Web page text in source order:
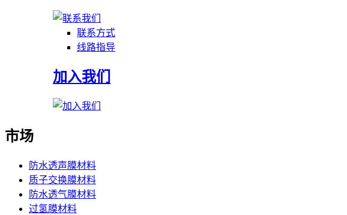
联系方式
线路指导
加入我们
市场
防水透声膜材料
质子交换膜材料
防水透气膜材料
过氢膜材料